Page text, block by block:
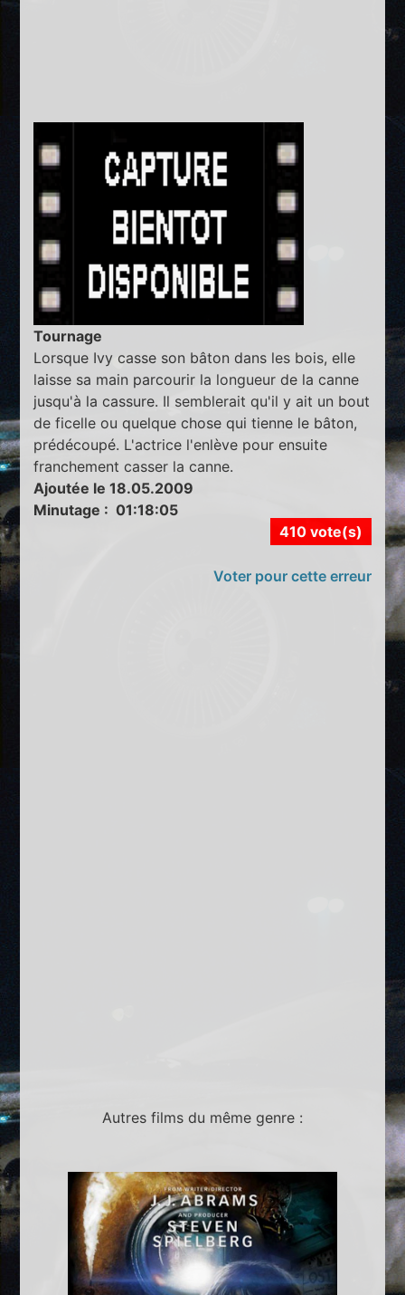
Tournage
Lorsque Ivy casse son bâton dans les bois, elle
laisse sa main parcourir la longueur de la canne
jusqu'à la cassure. Il semblerait qu'il y ait un bout
de ficelle ou quelque chose qui tienne le bâton,
prédécoupé. L'actrice l'enlève pour ensuite
franchement casser la canne.
Ajoutée le 18.05.2009
Minutage : 01:18:05
410 vote(s)
Voter pour cette erreur
Autres films du même genre :